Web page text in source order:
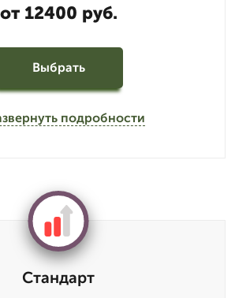
от 12400 руб.
Выбрать
подробности
Стандарт